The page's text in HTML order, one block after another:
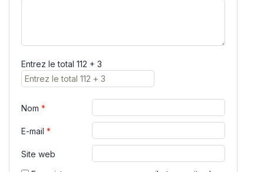
Entrez le total 112 + 3
Nom *
E-mail *
Site web